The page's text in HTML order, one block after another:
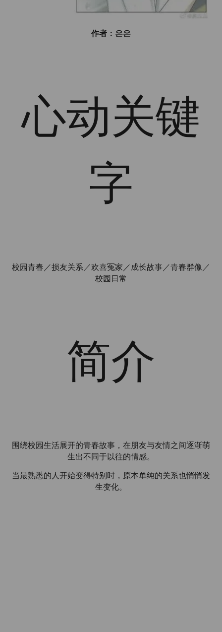
作者：은은
心动关键
字
校园青春／损友关系／欢喜冤家／成长故事／青春群像／
校园日常
简介
围绕校园生活展开的青春故事，在朋友与友情之间逐渐萌
生出不同于以往的情感。
当最熟悉的人开始变得特别时，原本单纯的关系也悄悄发
生变化。